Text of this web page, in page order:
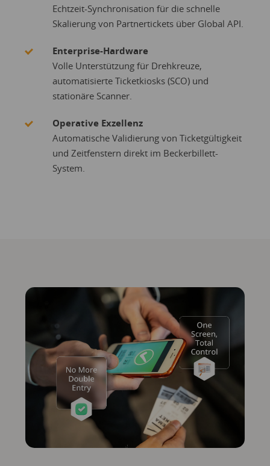
Echtzeit-Synchronisation für die schnelle
Skalierung von Partnertickets über Global API.
Enterprise-Hardware
Volle Unterstützung für Drehkreuze,
automatisierte Ticketkiosks (SCO) und
stationäre Scanner.
Operative Exzellenz
Automatische Validierung von Ticketgültigkeit
und Zeitfenstern direkt im Beckerbillett-
System.